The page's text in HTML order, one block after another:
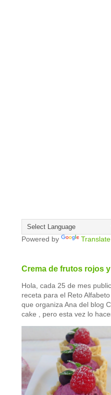
Powered by Translate
Crema de frutos rojos
Hola, cada 25 de mes
receta para el Reto
que organiza Ana del blog
cake , pero esta vez lo